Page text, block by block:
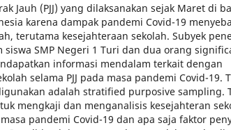
Jauh (PJJ) yang dilaksanakan sejak Maret di
karena dampak pandemi Covid-19
terutama kesejahteraan sekolah. Subyek
SMP Negeri 1 Turi dan dua orang
informasi mendalam terkait dengan
selama PJJ pada masa pandemi Covid-19.
adalah stratified purposive sampling.
mengkaji dan menganalisis kesejahteran
pandemi Covid-19 dan apa saja faktor